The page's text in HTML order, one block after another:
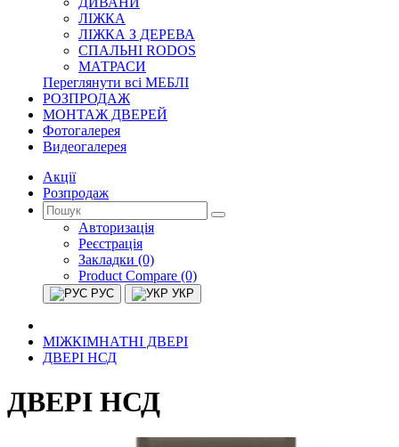
ЛІЖКА
ЛІЖКА З ДЕРЕВА
СПАЛЬНІ RODOS
МАТРАСИ
Переглянути всі МЕБЛІ
РОЗПРОДАЖ
МОНТАЖ ДВЕРЕЙ
Фотогалерея
Видеогалерея
Акції
Розпродаж
Авторизація
Реєстрація
Закладки (0)
Product Compare (0)
РУС УКР
МІЖКІМНАТНІ ДВЕРІ
ДВЕРІ НСД
ДВЕРІ НСД